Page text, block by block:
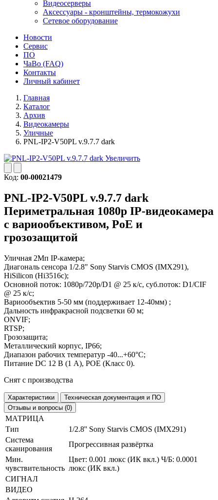
Видеосерверы
Аксессуары - кронштейны, термокожухи
Сетевое оборудование
Новости
Сервис
ПО
ЧаВо (FAQ)
Контакты
Личный кабинет
Главная
Каталог
Архив
Видеокамеры
Уличные
PNL-IP2-V50PL v.9.7.7 dark
Увеличить
Код: 00-00021479
PNL-IP2-V50PL v.9.7.7 dark
Периметральная 1080p IP-видеокамера
с вариообъективом, PoE и
грозозащитой
Уличная 2Мп IP-камера;
Диагональ сенсора 1/2.8" Sony Starvis CMOS (IMX291),
HiSilicon (Hi3516c);
Основной поток: 1080p/720р/D1 @ 25 к/с, суб.поток: D1/CIF
@ 25 к/с;
Вариообъектив 5-50 мм (поддерживает 12-40мм) ;
Дальность инфракрасной подсветки 60 м;
ONVIF;
RTSP;
Грозозащита;
Металлический корпус, IP66;
Диапазон рабочих температур -40...+60°C;
Питание DC 12 В (1 А), POE (Класс 0).
Снят с производства
Характеристики
Техническая документация и ПО
Отзывы и вопросы (0)
МАТРИЦА
Тип
1/2.8'' Sony Starvis CMOS (IMX291)
Система
сканирования
Прогрессивная развёртка
Мин.
чувствительность
Цвет: 0.001 люкс (ИК вкл.) Ч/Б: 0.0001
люкс (ИК вкл.)
СИГНАЛ
ВИДЕО